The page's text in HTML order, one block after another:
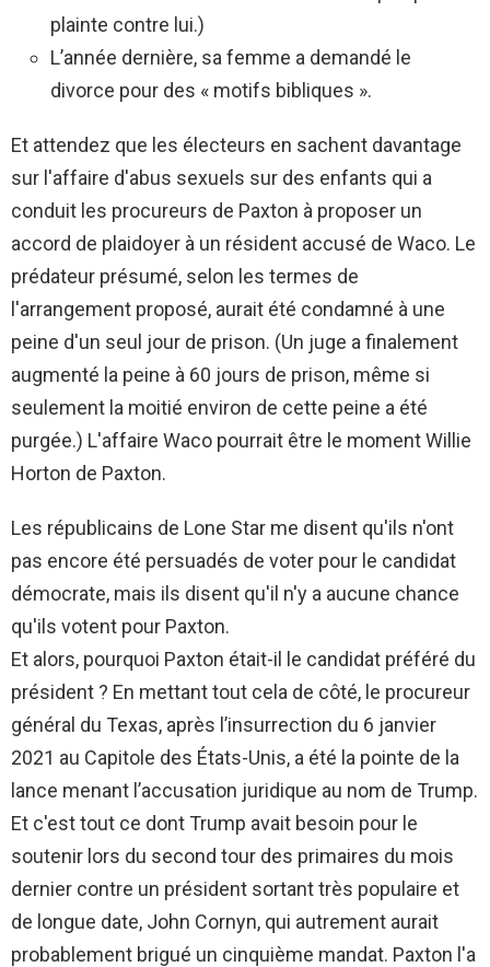
plainte contre lui.)
L’année dernière, sa femme a demandé le
divorce pour des « motifs bibliques ».
Et attendez que les électeurs en sachent davantage
sur l'affaire d'abus sexuels sur des enfants qui a
conduit les procureurs de Paxton à proposer un
accord de plaidoyer à un résident accusé de Waco. Le
prédateur présumé, selon les termes de
l'arrangement proposé, aurait été condamné à une
peine d'un seul jour de prison. (Un juge a finalement
augmenté la peine à 60 jours de prison, même si
seulement la moitié environ de cette peine a été
purgée.) L'affaire Waco pourrait être le moment Willie
Horton de Paxton.
Les républicains de Lone Star me disent qu'ils n'ont
pas encore été persuadés de voter pour le candidat
démocrate, mais ils disent qu'il n'y a aucune chance
qu'ils votent pour Paxton.
Et alors, pourquoi Paxton était-il le candidat préféré du
président ? En mettant tout cela de côté, le procureur
général du Texas, après l’insurrection du 6 janvier
2021 au Capitole des États-Unis, a été la pointe de la
lance menant l’accusation juridique au nom de Trump.
Et c'est tout ce dont Trump avait besoin pour le
soutenir lors du second tour des primaires du mois
dernier contre un président sortant très populaire et
de longue date, John Cornyn, qui autrement aurait
probablement brigué un cinquième mandat. Paxton l'a